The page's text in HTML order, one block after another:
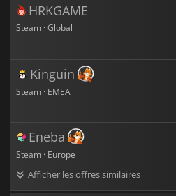
HRKGAME
Steam · Global
Kinguin
Steam · EMEA
Eneba
Steam · Europe
Afficher les offres similaires